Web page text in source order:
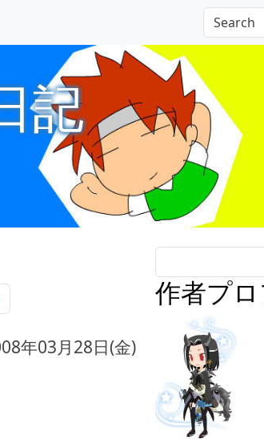
記
年03月28日(金)
作者プ